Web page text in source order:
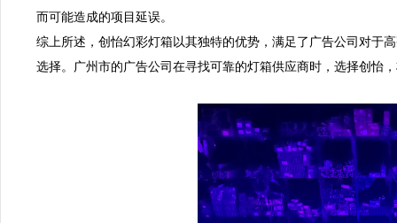
而可能造成的项目延误。
综上所述，创怡幻彩灯箱以其独特的优势，满足了广告公司对于
选择。广州市的广告公司在寻找可靠的灯箱供应商时，选择创怡